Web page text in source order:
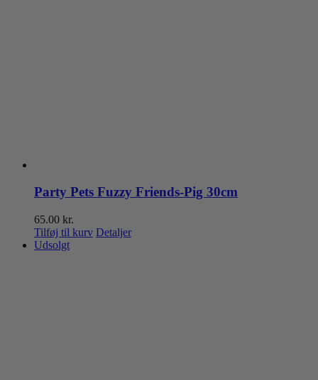
Party Pets Fuzzy Friends-Pig 30cm
65.00 kr.
Tilføj til kurv Detaljer
Udsolgt